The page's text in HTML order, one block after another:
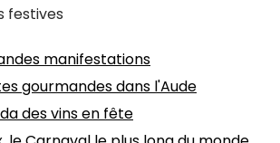
festives
manifestations
gourmandes dans l'Aude
des vins en fête